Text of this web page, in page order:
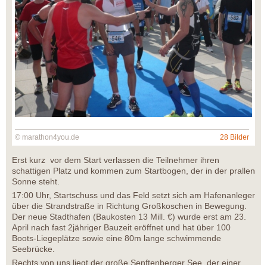
© marathon4you.de 28 Bilder
Erst kurz vor dem Start verlassen die Teilnehmer ihren
schattigen Platz und kommen zum Startbogen, der in der prallen
Sonne steht.
17:00 Uhr, Startschuss und das Feld setzt sich am Hafenanleger
über die Strandstraße in Richtung Großkoschen in Bewegung.
Der neue Stadthafen (Baukosten 13 Mill. €) wurde erst am 23.
April nach fast 2jähriger Bauzeit eröffnet und hat über 100
Boots-Liegeplätze sowie eine 80m lange schwimmende
Seebrücke.
Rechts von uns liegt der große Senftenberger See, der einer